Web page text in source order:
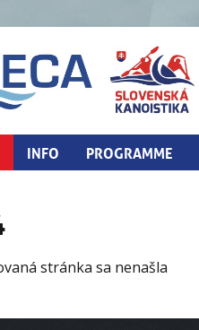
INFO PROGRAMME
stránka sa nenašla